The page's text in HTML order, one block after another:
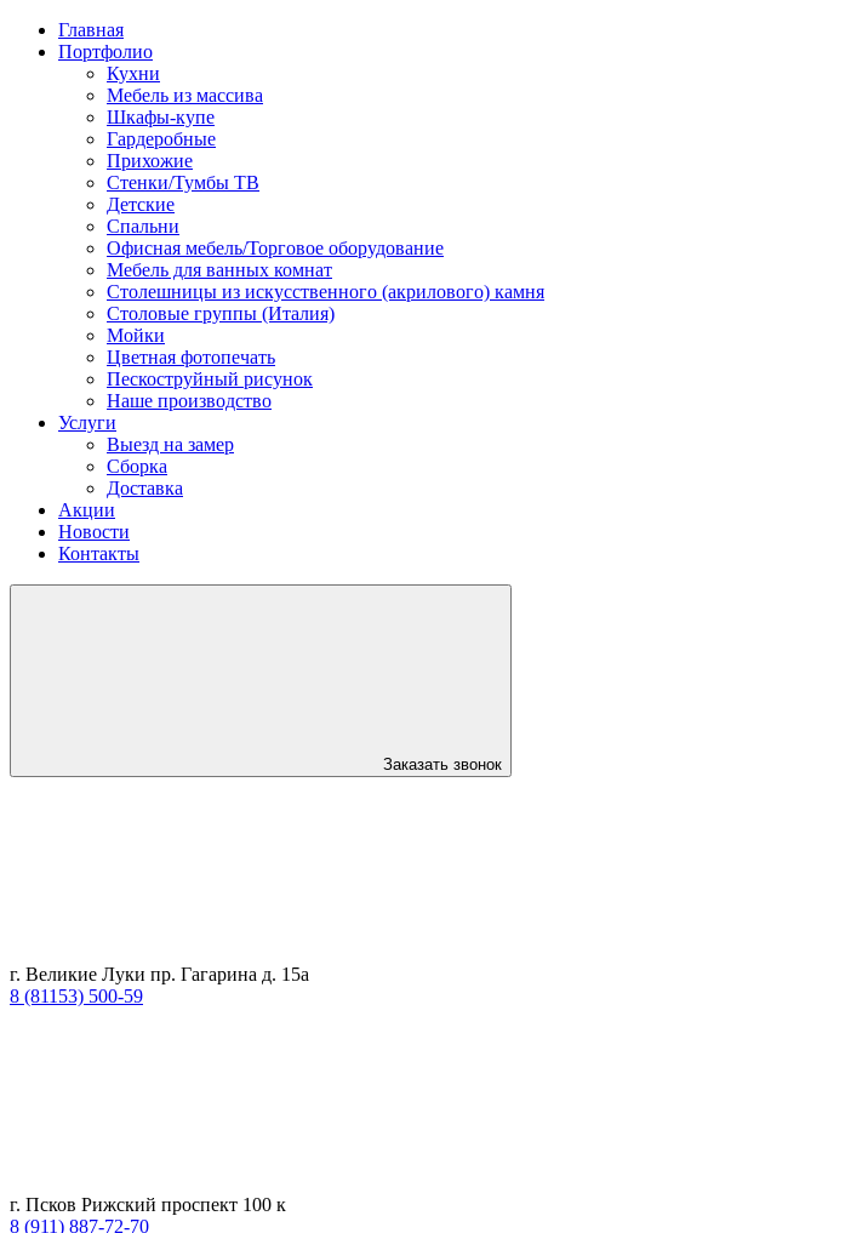
Главная
Портфолио
Кухни
Мебель из массива
Шкафы-купе
Гардеробные
Прихожие
Стенки/Тумбы ТВ
Детские
Спальни
Офисная мебель/Торговое оборудование
Мебель для ванных комнат
Столешницы из искусственного (акрилового) камня
Столовые группы (Италия)
Мойки
Цветная фотопечать
Пескоструйный рисунок
Наше производство
Услуги
Выезд на замер
Сборка
Доставка
Акции
Новости
Контакты
Заказать звонок
г. Великие Луки пр. Гагарина д. 15а
8 (81153) 500-59
г. Псков Рижский проспект 100 к
8 (911) 887-72-70